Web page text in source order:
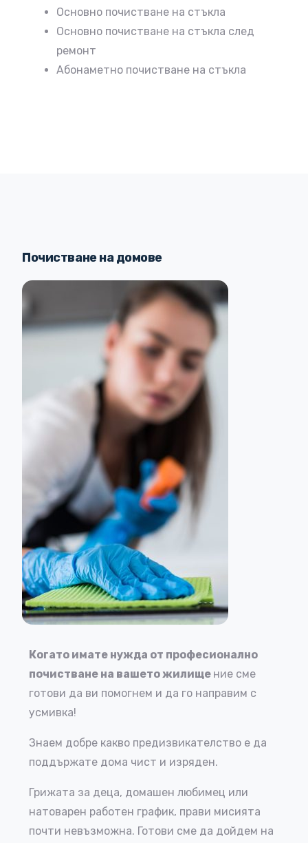
Основно почистване на стъкла
Основно почистване на стъкла след
ремонт
Абонаметно почистване на стъкла
Почистване на домове
Когато имате нужда от професионално
почистване на вашето жилище ние сме
готови да ви помогнем и да го направим с
усмивка!
Знаем добре какво предизвикателство е да
поддържате дома чист и изряден.
Грижата за деца, домашен любимец или
натоварен работен график, прави мисията
почти невъзможна. Готови сме да дойдем на